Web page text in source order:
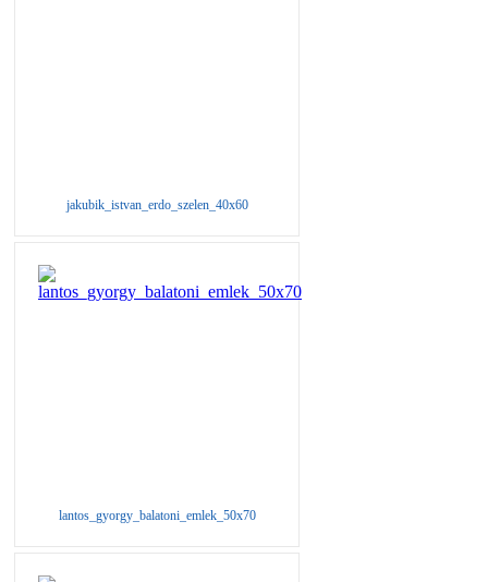
jakubik_istvan_erdo_szelen_40x60
lantos_gyorgy_balatoni_emlek_50x70